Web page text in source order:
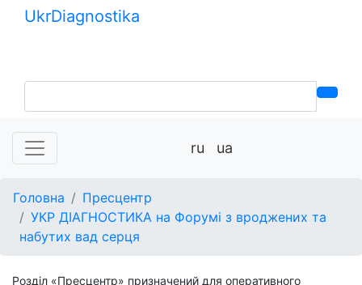
UkrDiagnostika
ru ua
Головна
Пресцентр
УКР ДІАГНОСТИКА на Форумі з вроджених та
набутих вад серця
Розділ «Пресцентр» призначений для оперативного